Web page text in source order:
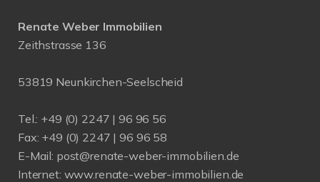
Renate Weber Immobilien
Zeithstrasse 136
53819 Neunkirchen-Seelscheid
Tel.: +49 (0) 2247 | 96 96 56
Fax: +49 (0) 2247 | 96 96 58
E-Mail: post@renate-weber-immobilien.de
Internet: www.renate-weber-immobilien.de